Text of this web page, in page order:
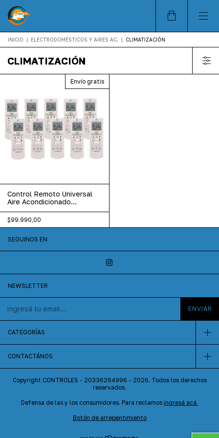
INICIO | ELECTRODOMÉSTICOS Y AIRES AC. | CLIMATIZACIÓN
CLIMATIZACIÓN
Envío gratis
Control Remoto Universal
Aire Acondicionado
$99.990,00
SEGUINOS EN
NEWSLETTER
CATEGORÍAS
CONTACTÁNOS
Copyright CONTROLES - 20336264996 - 2026. Todos los derechos
reservados.
Defensa de las y los consumidores. Para reclamos ingresá acá.
Botón de arrepentimiento